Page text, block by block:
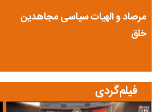
مرصاد و الهیات سیاسی مجاهدین
خلق
فیلم‌گردی